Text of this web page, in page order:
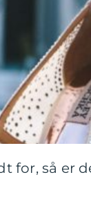
for, så er